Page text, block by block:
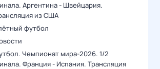
Аргентина - Швейцария.
из США
футбол
Чемпионат мира-2026. 1/2
Франция - Испания. Трансляция